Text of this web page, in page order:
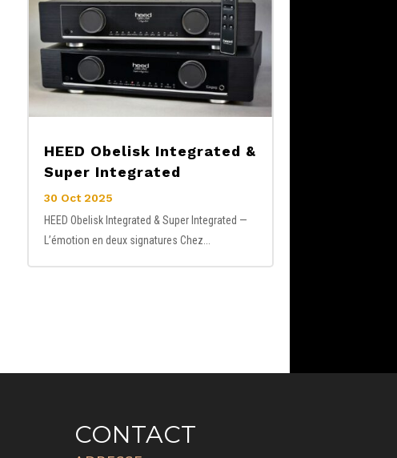
HEED Obelisk Integrated &
Super Integrated
30 Oct 2025
HEED Obelisk Integrated & Super Integrated —
L’émotion en deux signatures Chez...
CONTACT